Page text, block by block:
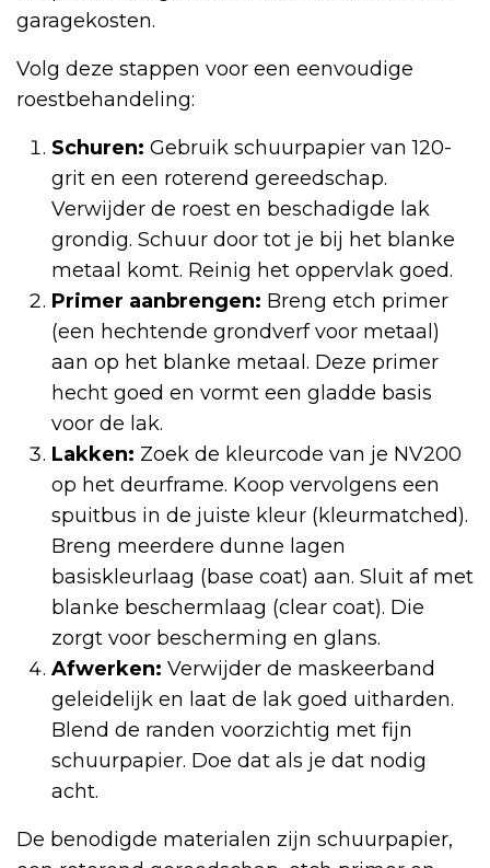
garagekosten.
Volg deze stappen voor een eenvoudige
roestbehandeling:
Schuren: Gebruik schuurpapier van 120-
grit en een roterend gereedschap.
Verwijder de roest en beschadigde lak
grondig. Schuur door tot je bij het blanke
metaal komt. Reinig het oppervlak goed.
Primer aanbrengen: Breng etch primer
(een hechtende grondverf voor metaal)
aan op het blanke metaal. Deze primer
hecht goed en vormt een gladde basis
voor de lak.
Lakken: Zoek de kleurcode van je NV200
op het deurframe. Koop vervolgens een
spuitbus in de juiste kleur (kleurmatched).
Breng meerdere dunne lagen
basiskleurlaag (base coat) aan. Sluit af met
blanke beschermlaag (clear coat). Die
zorgt voor bescherming en glans.
Afwerken: Verwijder de maskeerband
geleidelijk en laat de lak goed uitharden.
Blend de randen voorzichtig met fijn
schuurpapier. Doe dat als je dat nodig
acht.
De benodigde materialen zijn schuurpapier,